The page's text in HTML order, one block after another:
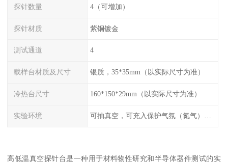
探针数量 4（可增加）
探针材质 紫铜镀金
测试通道 4
载样台材质及尺寸 银质，35*35mm（以实际尺寸为准）
冷热台尺寸 160*150*29mm（以实际尺寸为准）
实验环境
高低温真空探针台是一种用于材料物性研究和半导体器件测试的实